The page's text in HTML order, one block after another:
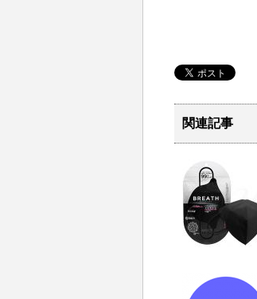
関連記事